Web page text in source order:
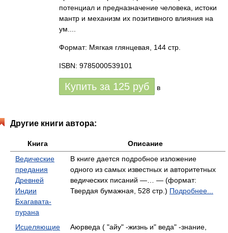
потенциал и предназначение человека, истоки
мантр и механизм их позитивного влияния на
ум....
Формат: Мягкая глянцевая, 144 стр.
ISBN: 9785000539101
Купить за 125 руб в
Другие книги автора:
Книга
Описание
Ведические
предания
Древней
Индии
Бхагавата-
пурана
В книге дается подробное изложение
одного из самых известных и авторитетных
ведических писаний —… — (формат:
Твердая бумажная, 528 стр.) Подробнее...
Исцеляющие
Аюрведа ( "айу" -жизнь и" веда" -знание,